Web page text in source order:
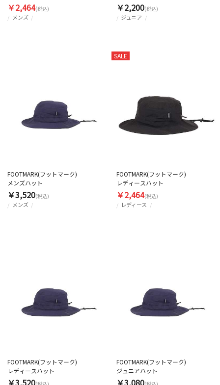
メンズ
￥2,464(税込)
ジュニア
￥2,200(税込)
メンズ
FOOTMARK(フットマーク)
メンズハット
￥3,520(税込)
SALE
レディース
FOOTMARK(フットマーク)
レディースハット
￥2,464(税込)
FOOTMARK(フットマーク)
レディースハット
￥3,520(税込)
FOOTMARK(フットマーク)
ジュニアハット
￥3,080(税込)